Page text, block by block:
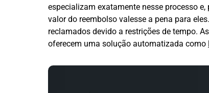
especializam exatamente nesse processo
valor do reembolso valesse a pena para
reclamados devido a restrições de tempo.
oferecem uma solução automatizada como